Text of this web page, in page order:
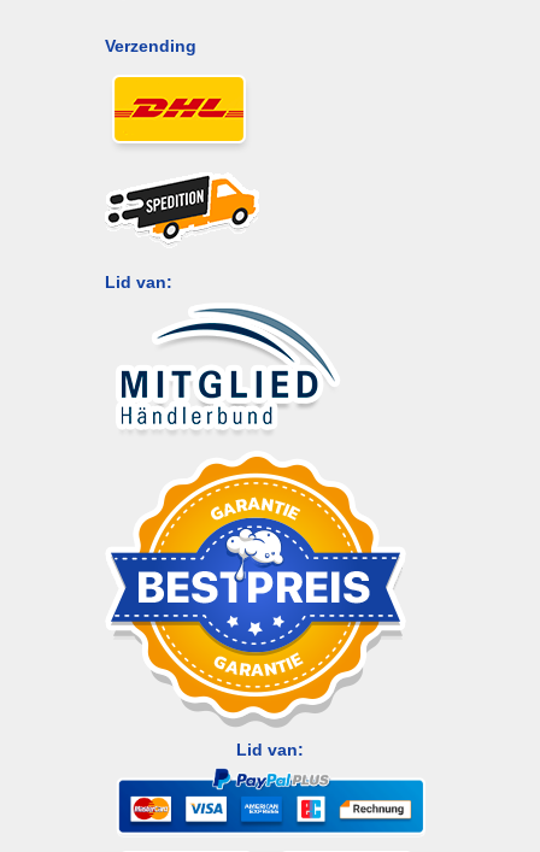
Verzending
Lid van:
Lid van: